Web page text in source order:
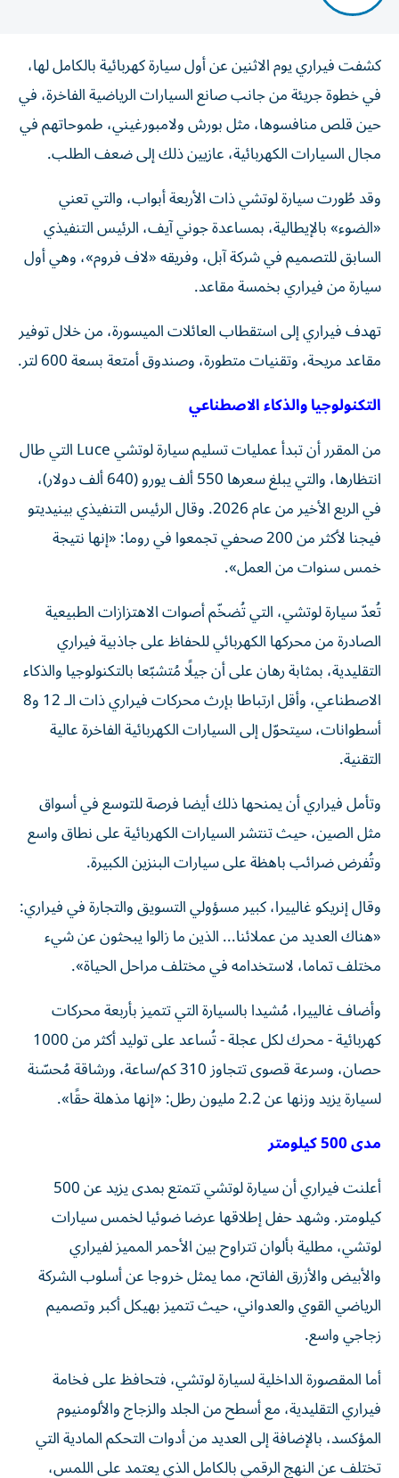
كشفت فيراري يوم الاثنين عن أول سيارة كهربائية بالكامل لها،
في خطوة جريئة من جانب صانع السيارات الرياضية الفاخرة، في
حين قلص منافسوها، مثل بورش ولامبورغيني، طموحاتهم في
مجال السيارات الكهربائية، عازيين ذلك إلى ضعف الطلب.
وقد طُورت سيارة لوتشي ذات الأربعة أبواب، والتي تعني
«الضوء» بالإيطالية، بمساعدة جوني آيف، الرئيس التنفيذي
السابق للتصميم في شركة آبل، وفريقه «لاف فروم»، وهي أول
سيارة من فيراري بخمسة مقاعد.
تهدف فيراري إلى استقطاب العائلات الميسورة، من خلال توفير
مقاعد مريحة، وتقنيات متطورة، وصندوق أمتعة بسعة 600 لتر.
التكنولوجيا والذكاء الاصطناعي
من المقرر أن تبدأ عمليات تسليم سيارة لوتشي Luce التي طال
انتظارها، والتي يبلغ سعرها 550 ألف يورو (640 ألف دولار)،
في الربع الأخير من عام 2026. وقال الرئيس التنفيذي بينيديتو
فيجنا لأكثر من 200 صحفي تجمعوا في روما: «إنها نتيجة
خمس سنوات من العمل».
تُعدّ سيارة لوتشي، التي تُضخّم أصوات الاهتزازات الطبيعية
الصادرة من محركها الكهربائي للحفاظ على جاذبية فيراري
التقليدية، بمثابة رهان على أن جيلًا مُتشبّعا بالتكنولوجيا والذكاء
الاصطناعي، وأقل ارتباطا بإرث محركات فيراري ذات الـ 12 و8
أسطوانات، سيتحوّل إلى السيارات الكهربائية الفاخرة عالية
التقنية.
وتأمل فيراري أن يمنحها ذلك أيضا فرصة للتوسع في أسواق
مثل الصين، حيث تنتشر السيارات الكهربائية على نطاق واسع
وتُفرض ضرائب باهظة على سيارات البنزين الكبيرة.
وقال إنريكو غالييرا، كبير مسؤولي التسويق والتجارة في فيراري:
«هناك العديد من عملائنا... الذين ما زالوا يبحثون عن شيء
مختلف تماما، لاستخدامه في مختلف مراحل الحياة».
وأضاف غالييرا، مُشيدا بالسيارة التي تتميز بأربعة محركات
كهربائية - محرك لكل عجلة - تُساعد على توليد أكثر من 1000
حصان، وسرعة قصوى تتجاوز 310 كم/ساعة، ورشاقة مُحسّنة
لسيارة يزيد وزنها عن 2.2 مليون رطل: «إنها مذهلة حقًا».
مدى 500 كيلومتر
أعلنت فيراري أن سيارة لوتشي تتمتع بمدى يزيد عن 500
كيلومتر. وشهد حفل إطلاقها عرضا ضوئيا لخمس سيارات
لوتشي، مطلية بألوان تتراوح بين الأحمر المميز لفيراري
والأبيض والأزرق الفاتح، مما يمثل خروجا عن أسلوب الشركة
الرياضي القوي والعدواني، حيث تتميز بهيكل أكبر وتصميم
زجاجي واسع.
أما المقصورة الداخلية لسيارة لوتشي، فتحافظ على فخامة
فيراري التقليدية، مع أسطح من الجلد والزجاج والألومنيوم
المؤكسد، بالإضافة إلى العديد من أدوات التحكم المادية التي
تختلف عن النهج الرقمي بالكامل الذي يعتمد على اللمس،